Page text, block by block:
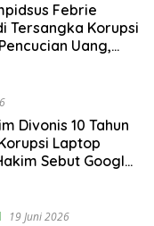
Febrie
Tersangka Korupsi
Uang,
Divonis 10 Tahun
Laptop
Sebut Google
19 Juni 2026